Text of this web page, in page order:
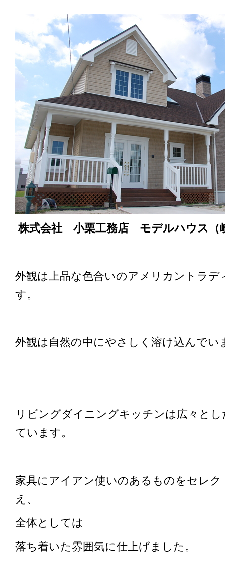
株式会社 小栗工務店 モデルハウス（
外観は上品な色合いのアメリカントラ
す。
外観は自然の中にやさしく溶け込んでい
リビングダイニングキッチンは広々と
ています。
家具にアイアン使いのあるものをセレ
え、
全体としては
落ち着いた雰囲気に仕上げました。